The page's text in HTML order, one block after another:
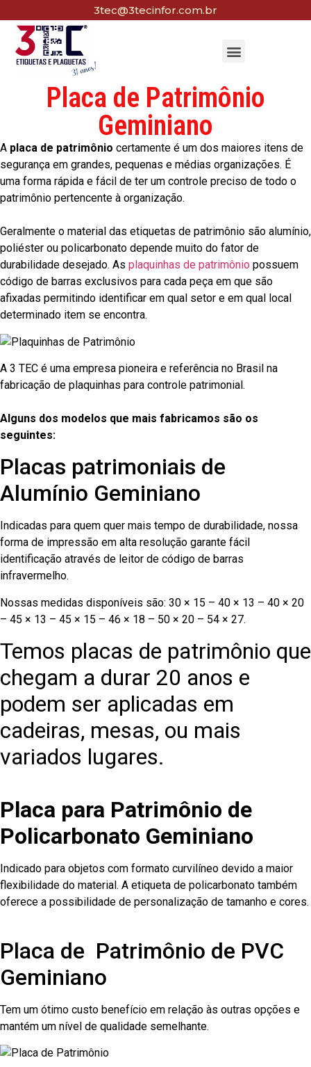
3tec@3tecinfor.com.br
Placa de Patrimônio
Geminiano
A placa de patrimônio certamente é um dos maiores itens de
segurança em grandes, pequenas e médias organizações. É
uma forma rápida e fácil de ter um controle preciso de todo o
patrimônio pertencente à organização.
Geralmente o material das etiquetas de patrimônio são alumínio,
poliéster ou policarbonato depende muito do fator de
durabilidade desejado. As plaquinhas de patrimônio possuem
código de barras exclusivos para cada peça em que são
afixadas permitindo identificar em qual setor e em qual local
determinado item se encontra.
A 3 TEC é uma empresa pioneira e referência no Brasil na
fabricação de plaquinhas para controle patrimonial.
Alguns dos modelos que mais fabricamos são os
seguintes:
Placas patrimoniais de
Alumínio Geminiano
Indicadas para quem quer mais tempo de durabilidade, nossa
forma de impressão em alta resolução garante fácil
identificação através de leitor de código de barras
infravermelho.
Nossas medidas disponíveis são: 30 × 15 – 40 × 13 – 40 × 20
– 45 × 13 – 45 × 15 – 46 × 18 – 50 × 20 – 54 × 27.
Temos placas de patrimônio que
chegam a durar 20 anos e
podem ser aplicadas em
cadeiras, mesas, ou mais
variados lugares.
Placa para Patrimônio de
Policarbonato Geminiano
Indicado para objetos com formato curvilíneo devido a maior
flexibilidade do material. A etiqueta de policarbonato também
oferece a possibilidade de personalização de tamanho e cores.
Placa de Patrimônio de PVC
Geminiano
Tem um ótimo custo benefício em relação às outras opções e
mantém um nível de qualidade semelhante.